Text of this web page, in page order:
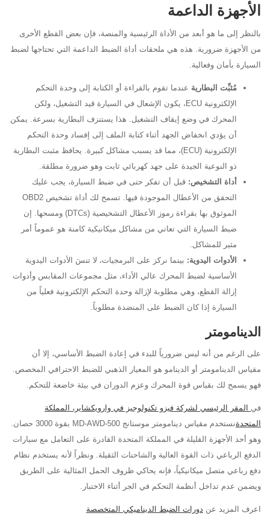
الأجهزة الداعمة
بالنظر إلى ما هو أبعد من الأداة الرئيسية والمنصة، فإن بعض القطع الأخرى
من الأجهزة ضرورية. هذه هي ملحقات أداة الضبط الداعمة التي تحتاجها لضبط
السيارة بأمان وفعالية.
مُثبِّت البطارية عندما تقوم بالقراءة أو الكتابة إلى وحدة التحكم
الإلكترونية ECU، يكون الإشعال في السيارة قيد التشغيل، ولكن
المحرك في وضع إيقاف التشغيل. هذا يستنزف البطارية بسرعة. يمكن
أن يؤدي انخفاض الجهد أثناء كتابة الملف إلى إفساد وحدة التحكم
الإلكترونية (ECU)، مما قد يسبب مشاكل كبيرة. يحافظ مثبت البطارية
ذو النوعية الجيدة على جهد كهربائي ثابت وهو ضرورة مطلقة.
أداة التشخيص: قبل أن تفكر حتى في ضبط السيارة، يجب عليك
التحقق من الأعطال الموجودة فيها. تسمح لك أداة تشخيص OBD2
الموثوق بها بقراءة رموز الأعطال التشخيصية (DTCs) ومسحها. إن
ضبط السيارة التي تعاني من مشاكل ميكانيكية كامنة هو عموماً أمر
مثير للمشاكل.
الأدوات اليدوية: بينما نركز على البرمجيات، لا تنسَ الأدوات اليدوية
الأساسية لضبط المحرك عالي الأداء، مثل مجموعات المقابس وأدوات
إزالة القطع، وهي مطلوبة لإزالة وحدة التحكم الإلكترونية فعلياً من
السيارة إذا كان الضبط على المنضدة مطلوباً.
الدينامومتر
على الرغم من أنه ليس ضرورياً للبدء في إعادة الضبط الأساسي، إلا أن
مقياس الدينامومتر أو الدينامو هو المعيار الذهبي للضبط الاحترافي المخصص.
فهو يسمح لك بقياس قوة المحرك وعزم الدوران في بيئة خاضعة للتحكم.
في
المقر الرئيسي لشركة فيزو تكنولوجيز في وارويكشاير، المملكة
المتحدة
نستخدم مقياس دينامومتر موستانج MD-AWD-500 بقوة 3000 حصان.
وهو أحد الأجهزة القليلة في المملكة المتحدة القادرة على التعامل مع سيارات
الدفع الرباعي ذات القوة العالية والشاحنات الثقيلة. ونظراً لأنه يستخدم نظام
دفع رباعي متصل ميكانيكياً، فإنه يحاكي ظروف الحمل المثالية على الطريق
ويضمن عدم تداخل أنظمة التحكم في الجر أثناء الاختبار.
اعرف المزيد عن دورات الضبط الديناميكي المتخصصة